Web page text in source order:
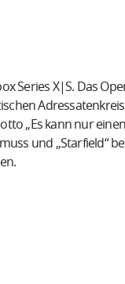
Series X|S. Das
Adressatenkreis
„Es kann nur
und „Starfield“